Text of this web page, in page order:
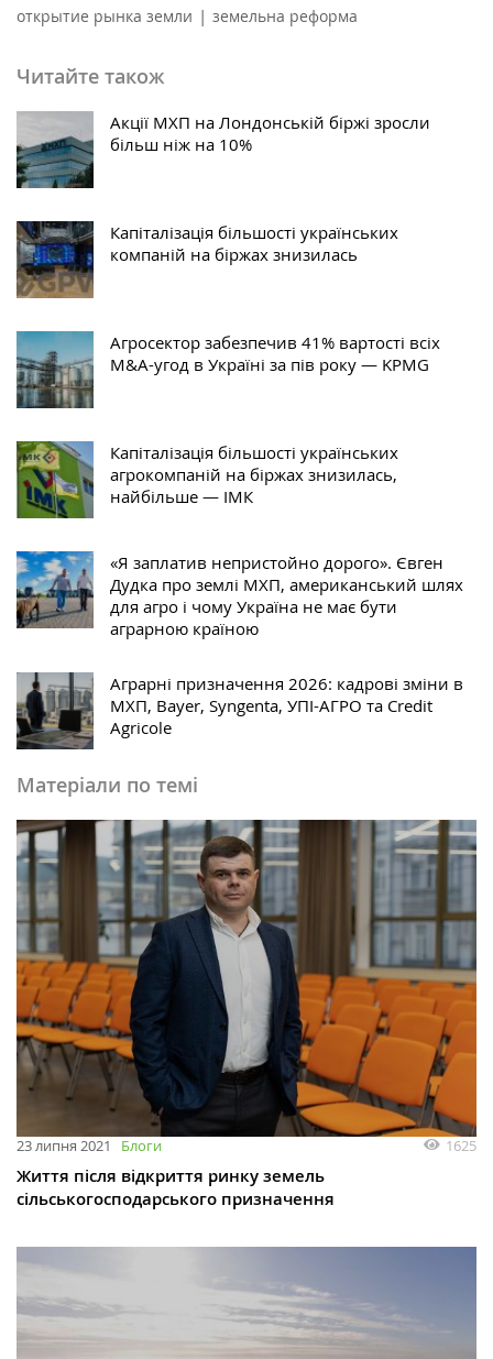
открытие рынка земли | земельна реформа
Читайте також
Акції МХП на Лондонській біржі зросли
більш ніж на 10%
Капіталізація більшості українських
компаній на біржах знизилась
Агросектор забезпечив 41% вартості всіх
M&A-угод в Україні за пів року — KPMG
Капіталізація більшості українських
агрокомпаній на біржах знизилась,
найбільше — ІМК
«Я заплатив непристойно дорого». Євген
Дудка про землі МХП, американський шлях
для агро і чому Україна не має бути
аграрною країною
Аграрні призначення 2026: кадрові зміни в
МХП, Bayer, Syngenta, УПІ-АГРО та Credit
Agricole
Матеріали по темі
23 липня 2021 Блоги 1625
Життя після відкриття ринку земель
сільськогосподарського призначення